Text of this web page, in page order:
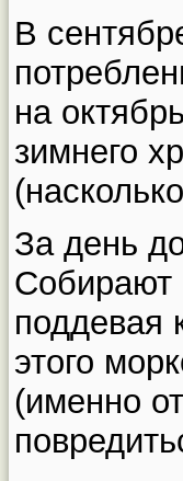
В
на
зимнего
За день
Собирают
поддевая
этого
(именно